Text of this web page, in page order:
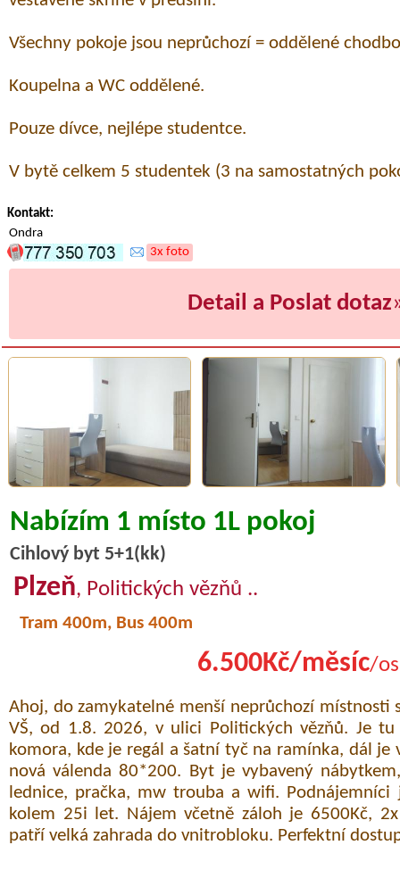
Všechny pokoje jsou neprůchozí = oddělené
Koupelna a WC oddělené.
Pouze dívce, nejlépe studentce.
V bytě celkem 5 studentek (3 na samostatných
Kontakt:
Ondra
3x foto
Detail a Poslat dotaz
Nabízím 1 místo 1L pokoj
Cihlový byt 5+1(kk)
Plzeň, Politických vězňů ..
Tram 400m, Bus 400m
6.500Kč/měsíc/
Ahoj, do zamykatelné menší neprůchozí místnosti
VŠ, od 1.8. 2026, v ulici Politických vězňů. Je tu
komora, kde je regál a šatní tyč na ramínka, dál je
nová válenda 80*200. Byt je vybavený
lednice, pračka, mw trouba a wifi.
kolem 25i let. Nájem včetně záloh je 6500Kč,
patří velká zahrada do vnitrobloku. Perfektní